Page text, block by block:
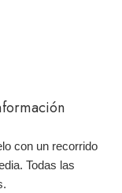
con un recorrido
Todas las